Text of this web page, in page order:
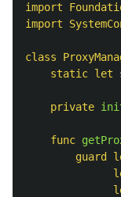
import
import
class
static let
private
func
guard